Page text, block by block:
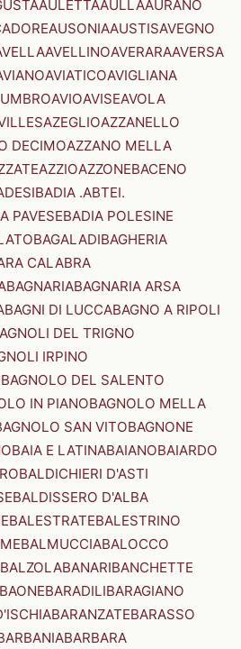
AULETTAAULLAAURANO
AUSONIAAUSTISAVEGNO
AVELLINOAVERARAAVERSA
AVIATICOAVIGLIANA
AVIOAVISEAVOLA
AZEGLIOAZZANELLO
DECIMOAZZANO MELLA
AZZIOAZZONEBACENO
BADIA .ABTEI.
PAVESEBADIA POLESINE
BAGALADIBAGHERIA
CALABRA
BAGNARIABAGNARIA ARSA
BAGNI DI LUCCABAGNO A RIPOLI
DEL TRIGNO
IRPINO
BAGNOLO DEL SALENTO
IN PIANOBAGNOLO MELLA
SAN VITOBAGNONE
BAIA E LATINABAIANOBAIARDO
BALDICHIERI D'ASTI
BALDISSERO D'ALBA
BALESTRATEBALESTRINO
BALMUCCIABALOCCO
BALZOLABANARIBANCHETTE
BAONEBARADILIBARAGIANO
BARANZATEBARASSO
BARBARA